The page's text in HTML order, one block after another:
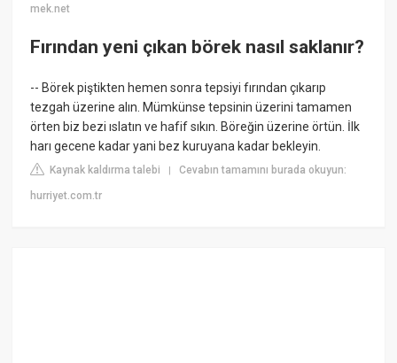
mek.net
Fırından yeni çıkan börek nasıl saklanır?
-- Börek piştikten hemen sonra tepsiyi fırından çıkarıp
tezgah üzerine alın. Mümkünse tepsinin üzerini tamamen
örten biz bezi ıslatın ve hafif sıkın. Böreğin üzerine örtün. İlk
harı gecene kadar yani bez kuruyana kadar bekleyin.
Kaynak kaldırma talebi |Cevabın tamamını burada okuyun:
hurriyet.com.tr